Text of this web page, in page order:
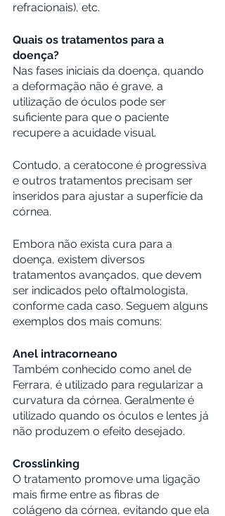
refracionais), etc.
Quais os tratamentos para a
doença?
Nas fases iniciais da doença, quando
a deformação não é grave, a
utilização de óculos pode ser
suficiente para que o paciente
recupere a acuidade visual.
Contudo, a ceratocone é progressiva
e outros tratamentos precisam ser
inseridos para ajustar a superfície da
córnea.
Embora não exista cura para a
doença, existem diversos
tratamentos avançados, que devem
ser indicados pelo oftalmologista,
conforme cada caso. Seguem alguns
exemplos dos mais comuns:
Anel intracorneano
Também conhecido como anel de
Ferrara, é utilizado para regularizar a
curvatura da córnea. Geralmente é
utilizado quando os óculos e lentes já
não produzem o efeito desejado.
Crosslinking
O tratamento promove uma ligação
mais firme entre as fibras de
colágeno da córnea, evitando que ela